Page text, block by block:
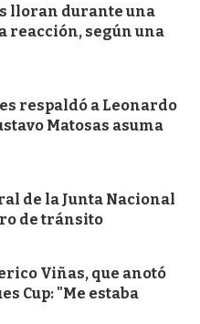
lloran durante una
reacción, según una
respaldó a Leonardo
Matosas asuma
de la Junta Nacional
de tránsito
Viñas, que anotó
Cup: "Me estaba